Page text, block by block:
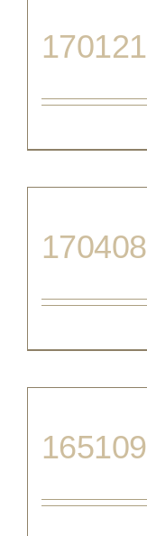
170121
170408
165109